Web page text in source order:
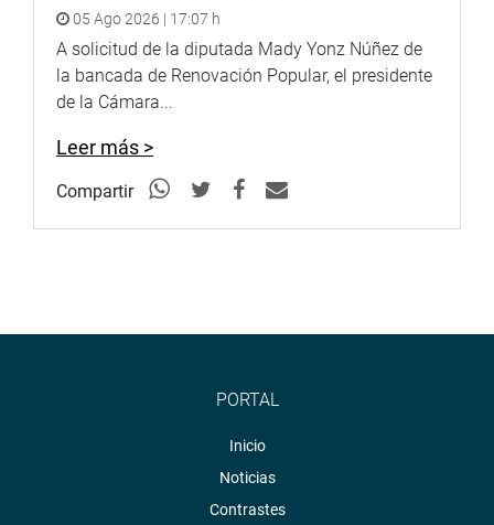
05 Ago 2026 | 17:07 h
A solicitud de la diputada Mady Yonz Núñez de
la bancada de Renovación Popular, el presidente
de la Cámara...
Leer más >
Compartir
PORTAL
Inicio
Noticias
Contrastes